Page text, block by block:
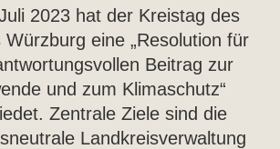
2023 hat der Kreistag des
Würzburg eine „Resolution für
Beitrag zur
und zum Klimaschutz“
Zentrale Ziele sind die
Landkreisverwaltung